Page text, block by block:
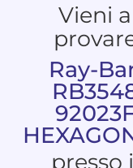
Vieni a
Ray-
presso